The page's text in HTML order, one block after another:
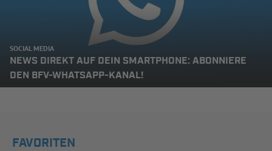
SOCIAL MEDIA
NEWS DIREKT AUF DEIN SMARTPHONE: ABONNIERE
DEN BFV-WHATSAPP-KANAL!
FAVORITEN